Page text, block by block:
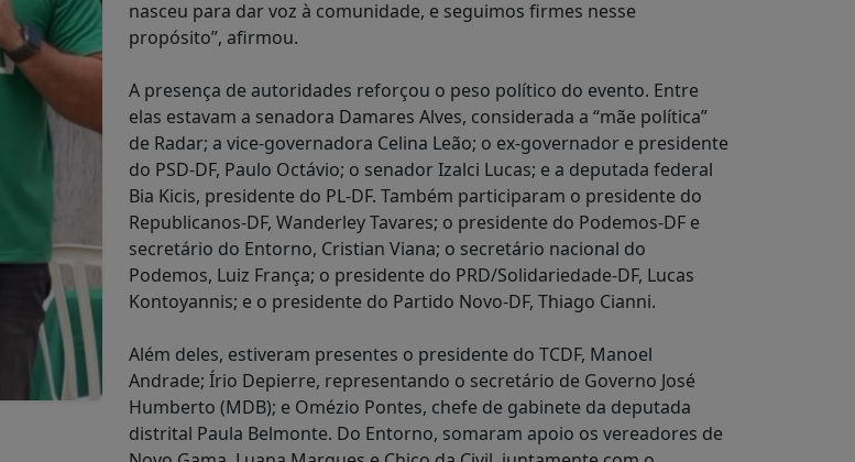
nasceu para dar voz à comunidade, e seguimos firmes nesse
propósito”, afirmou.
A presença de autoridades reforçou o peso político do evento. Entre
elas estavam a senadora Damares Alves, considerada a “mãe política”
de Radar; a vice-governadora Celina Leão; o ex-governador e presidente
do PSD-DF, Paulo Octávio; o senador Izalci Lucas; e a deputada federal
Bia Kicis, presidente do PL-DF. Também participaram o presidente do
Republicanos-DF, Wanderley Tavares; o presidente do Podemos-DF e
secretário do Entorno, Cristian Viana; o secretário nacional do
Podemos, Luiz França; o presidente do PRD/Solidariedade-DF, Lucas
Kontoyannis; e o presidente do Partido Novo-DF, Thiago Cianni.
Além deles, estiveram presentes o presidente do TCDF, Manoel
Andrade; Írio Depierre, representando o secretário de Governo José
Humberto (MDB); e Omézio Pontes, chefe de gabinete da deputada
distrital Paula Belmonte. Do Entorno, somaram apoio os vereadores de